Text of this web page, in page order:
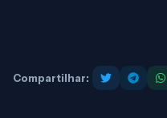
Compartilhar: